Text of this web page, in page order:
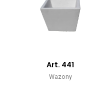
Art. 441
Wazony